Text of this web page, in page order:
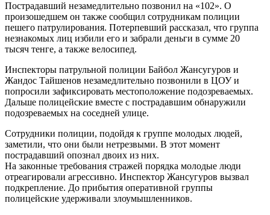
Пострадавший незамедлительно позвонил на «102». О
произошедшем он также сообщил сотрудникам полиции
пешего патрулирования. Потерпевший рассказал, что группа
незнакомых лиц избили его и забрали деньги в сумме 20
тысяч тенге, а также велосипед.
Инспекторы патрульной полиции Байбол Жансугуров и
Жандос Тайшенов незамедлительно позвонили в ЦОУ и
попросили зафиксировать местоположение подозреваемых.
Дальше полицейские вместе с пострадавшим обнаружили
подозреваемых на соседней улице.
Сотрудники полиции, подойдя к группе молодых людей,
заметили, что они были нетрезвыми. В этот момент
пострадавший опознал двоих из них.
На законные требования стражей порядка молодые люди
отреагировали агрессивно. Инспектор Жансугуров вызвал
подкрепление. До прибытия оперативной группы
полицейские удерживали злоумышленников.